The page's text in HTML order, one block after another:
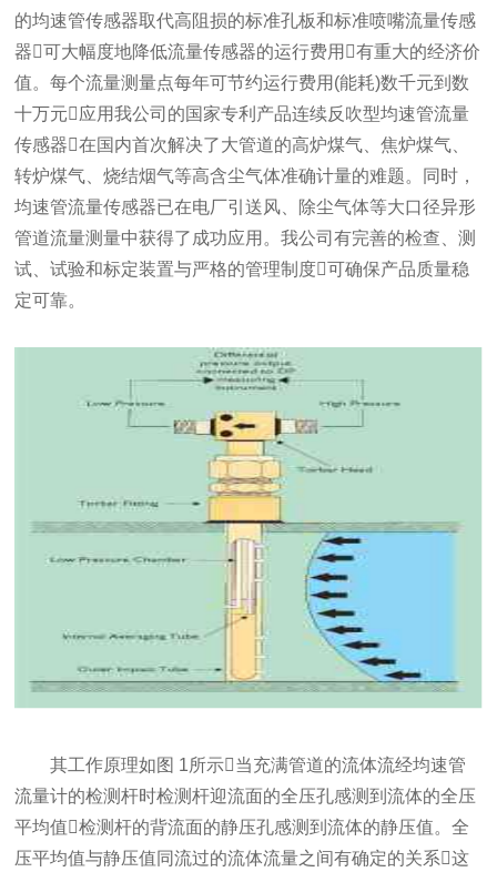
的均速管传感器取代高阻损的标准孔板和标准喷嘴流量传感
器可大幅度地降低流量传感器的运行费用有重大的经济价
值。每个流量测量点每年可节约运行费用(能耗)数千元到数
十万元应用我公司的国家专利产品连续反吹型均速管流量
传感器在国内首次解决了大管道的高炉煤气、焦炉煤气、
转炉煤气、烧结烟气等高含尘气体准确计量的难题。同时，
均速管流量传感器已在电厂引送风、除尘气体等大口径异形
管道流量测量中获得了成功应用。我公司有完善的检查、测
试、试验和标定装置与严格的管理制度可确保产品质量稳
定可靠。
其工作原理如图 1所示当充满管道的流体流经均速管
流量计的检测杆时检测杆迎流面的全压孔感测到流体的全压
平均值检测杆的背流面的静压孔感测到流体的静压值。全
压平均值与静压值同流过的流体流量之间有确定的关系这